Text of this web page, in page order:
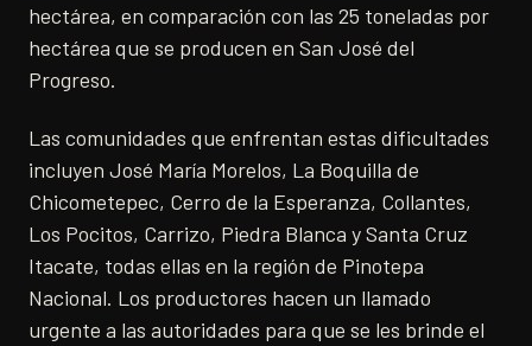
hectárea, en comparación con las 25 toneladas por
hectárea que se producen en San José del
Progreso.
Las comunidades que enfrentan estas dificultades
incluyen José María Morelos, La Boquilla de
Chicometepec, Cerro de la Esperanza, Collantes,
Los Pocitos, Carrizo, Piedra Blanca y Santa Cruz
Itacate, todas ellas en la región de Pinotepa
Nacional. Los productores hacen un llamado
urgente a las autoridades para que se les brinde el